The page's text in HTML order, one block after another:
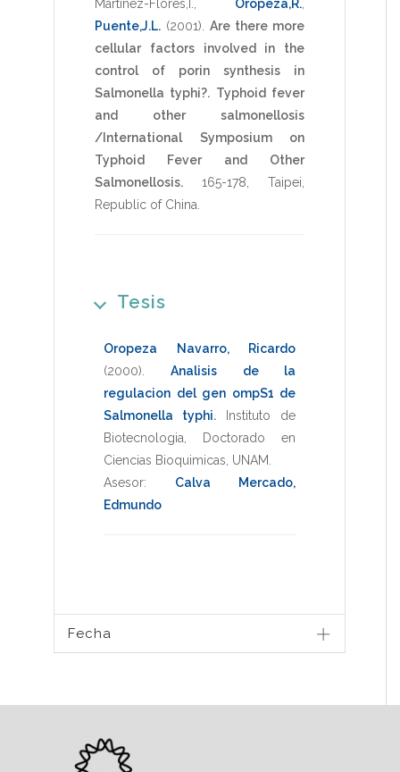
Martinez-Flores,I., Oropeza,R.,
Puente,J.L. (2001). Are there more
cellular factors involved in the
control of porin synthesis in
Salmonella typhi?. Typhoid fever
and other salmonellosis
/International Symposium on
Typhoid Fever and Other
Salmonellosis.
165-178, Taipei,
Republic of China.
Tesis
Oropeza Navarro, Ricardo
(2000).Analisis de la
regulacion del gen ompS1 de
Salmonella typhi.
Instituto de
Biotecnologia,
Doctorado en
Ciencias Bioquimicas, UNAM.
Asesor: Calva Mercado,
Edmundo
Fecha